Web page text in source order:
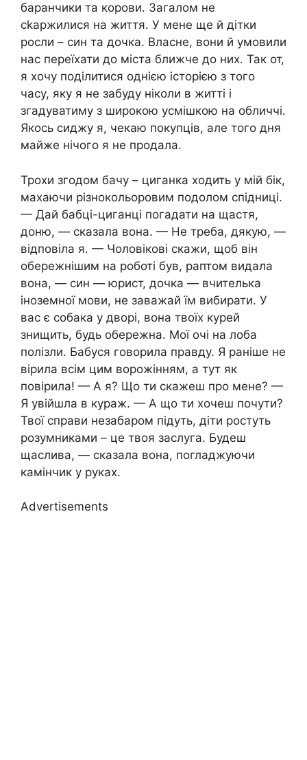
баранчики та корови. Загалом не
сkаржилися на життя. У мене ще й дітки
росли – син та дочка. Власне, вони й умовили
нас переїхати до міста ближче до них. Так от,
я хочу поділитися однією історією з того
часу, яку я не забуду ніколи в житті і
згадуватиму з широкою усмішкою на обличчі.
Якось сиджу я, чекаю покупців, але того дня
майже нічого я не продала.
Трохи згодом бачу – циганка ходить у мій бік,
махаючи різнокольоровим подолом спідниці.
— Дай бабці-циганці погадати на щастя,
доню, — сказала вона. — Не треба, дякую, —
відповіла я. — Чоловікові скажи, щоб він
обережнішим на роботі був, раптом видала
вона, — син — юрист, дочка — вчителька
іноземної мови, не заважай їм вибирати. У
вас є собака у дворі, вона твоїх курей
знищить, будь обережна. Мої очі на лоба
полізли. Бабуся говорила правду. Я раніше не
вірила всім цим ворожінням, а тут як
повірила! — А я? Що ти скажеш про мене? —
Я увійшла в кураж. — А що ти хочеш почути?
Твої справи незабаром підуть, діти ростуть
розумниками – це твоя заслуга. Будеш
щаслива, — сказала вона, погладжуючи
камінчик у руках.
Advertisements